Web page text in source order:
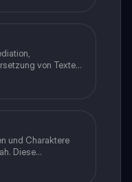
von Texten
und
Informationen
und Charaktere
Diese
Einblick in die
und die